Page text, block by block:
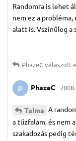
Randomra is lehet
nem ez a probléma,
alatt is. Vszínűleg a
PhazeCválaszolt
P PhazeC
Talma A
a tűzfalam, és nem
szakadozás pedig